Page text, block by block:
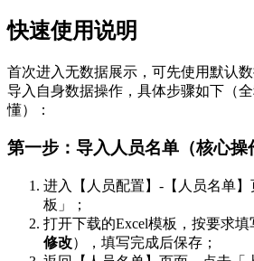
快速使用说明
首次进入无数据展示，可先使用默认
导入自身数据操作，具体步骤如下（
懂）：
第一步：导入人员名单（核心操
进入【人员配置】-【人员名单
板」；
打开下载的Excel模板，按要求填
修改），填写完成后保存；